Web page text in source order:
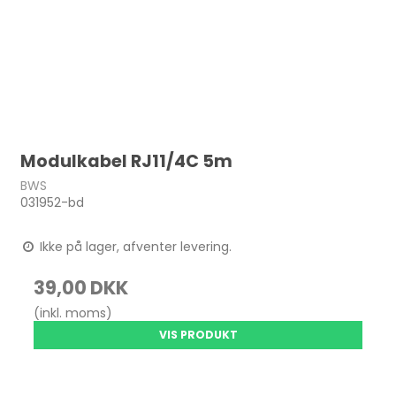
Modulkabel RJ11/4C 5m
BWS
031952-bd
Ikke på lager, afventer levering.
39,00 DKK
(inkl. moms)
VIS PRODUKT